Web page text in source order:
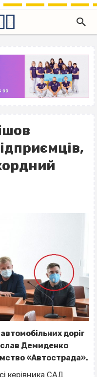
доріг
Демиденко
«Автострада».
керівника САД